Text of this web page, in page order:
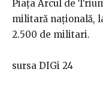
Piața Arcul de
militară națională,
2.500 de militari.
sursa DIGi 24